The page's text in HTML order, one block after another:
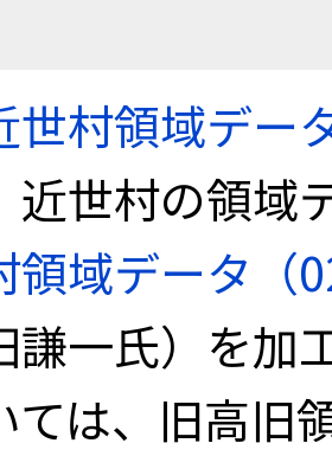
世村領域デー
近世村の領域
領域データ（
謙一氏）を加
ては、旧高旧